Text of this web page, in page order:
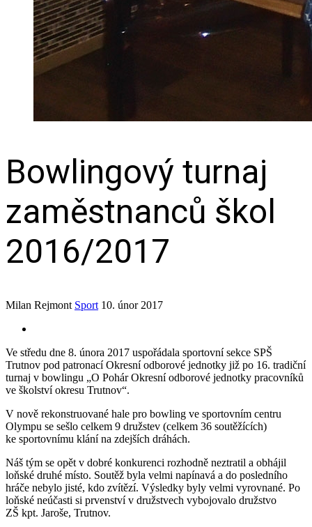
Bowlingový turnaj
zaměstnanců škol
2016/2017
Milan Rejmont Sport 10. únor 2017
Ve středu dne 8. února 2017 uspořádala sportovní sekce SPŠ
Trutnov pod patronací Okresní odborové jednotky již po 16. tradiční
turnaj v bowlingu „O Pohár Okresní odborové jednotky pracovníků
ve školství okresu Trutnov“.
V nově rekonstruované hale pro bowling ve sportovním centru
Olympu se sešlo celkem 9 družstev (celkem 36 soutěžících)
ke sportovnímu klání na zdejších dráhách.
Náš tým se opět v dobré konkurenci rozhodně neztratil a obhájil
loňské druhé místo. Soutěž byla velmi napínavá a do posledního
hráče nebylo jisté, kdo zvítězí. Výsledky byly velmi vyrovnané. Po
loňské neúčasti si prvenství v družstvech vybojovalo družstvo
ZŠ kpt. Jaroše, Trutnov.